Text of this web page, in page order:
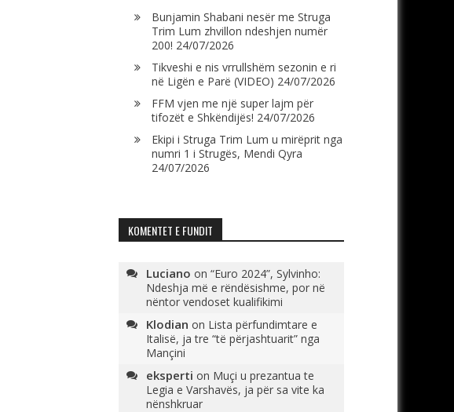
Bunjamin Shabani nesër me Struga
Trim Lum zhvillon ndeshjen numër
200! 24/07/2026
Tikveshi e nis vrrullshëm sezonin e ri
në Ligën e Parë (VIDEO) 24/07/2026
FFM vjen me një super lajm për
tifozët e Shkëndijës! 24/07/2026
Ekipi i Struga Trim Lum u mirëprit nga
numri 1 i Strugës, Mendi Qyra
24/07/2026
KOMENTET E FUNDIT
Luciano on “Euro 2024”, Sylvinho:
Ndeshja më e rëndësishme, por në
nëntor vendoset kualifikimi
Klodian on Lista përfundimtare e
Italisë, ja tre “të përjashtuarit” nga
Mançini
eksperti on Muçi u prezantua te
Legia e Varshavës, ja për sa vite ka
nënshkruar